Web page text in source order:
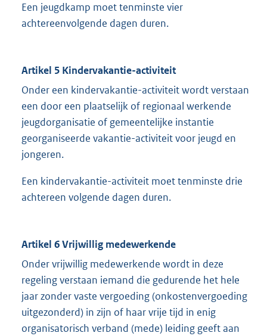
Een jeugdkamp moet tenminste vier
achtereenvolgende dagen duren.
Artikel 5 Kindervakantie-activiteit
Onder een kindervakantie-activiteit wordt verstaan
een door een plaatselijk of regionaal werkende
jeugdorganisatie of gemeentelijke instantie
georganiseerde vakantie-activiteit voor jeugd en
jongeren.
Een kindervakantie-activiteit moet tenminste drie
achtereen volgende dagen duren.
Artikel 6 Vrijwillig medewerkende
Onder vrijwillig medewerkende wordt in deze
regeling verstaan iemand die gedurende het hele
jaar zonder vaste vergoeding (onkostenvergoeding
uitgezonderd) in zijn of haar vrije tijd in enig
organisatorisch verband (mede) leiding geeft aan